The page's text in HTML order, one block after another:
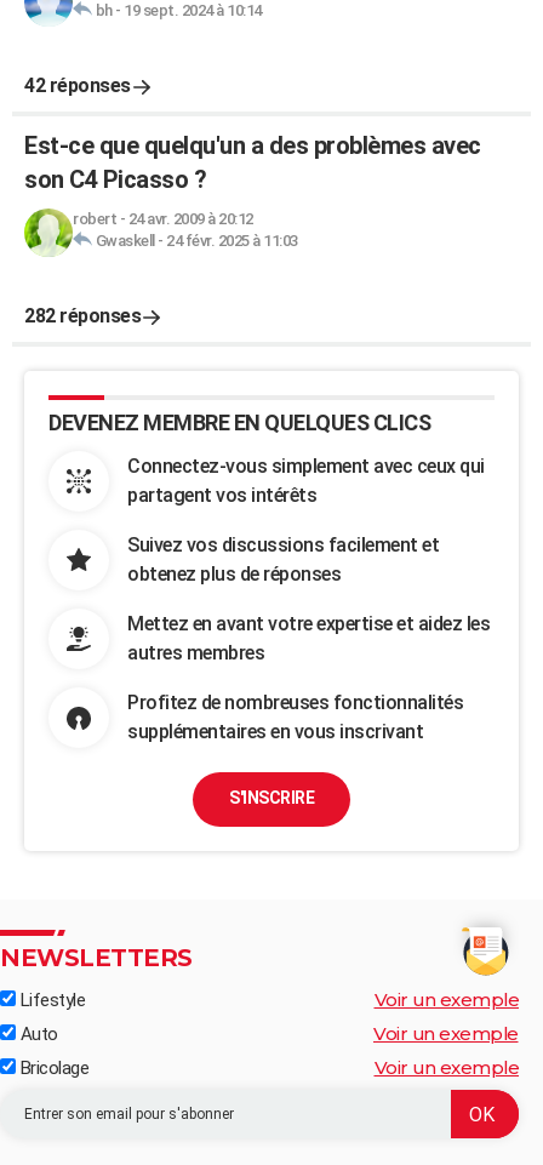
bh- 19 sept. 2024 à 10:14
42 réponses
Est-ce que quelqu'un a des problèmes avec
son C4 Picasso ?
robert - 24 avr. 2009 à 20:12
Gwaskell - 24 févr. 2025 à 11:03
282 réponses
DEVENEZ MEMBRE EN QUELQUES CLICS
Connectez-vous simplement avec ceux qui
partagent vos intérêts
Suivez vos discussions facilement et
obtenez plus de réponses
Mettez en avant votre expertise et aidez les
autres membres
Profitez de nombreuses fonctionnalités
supplémentaires en vous inscrivant
S'INSCRIRE
NEWSLETTERS
Lifestyle Voir un exemple
Auto Voir un exemple
Bricolage Voir un exemple